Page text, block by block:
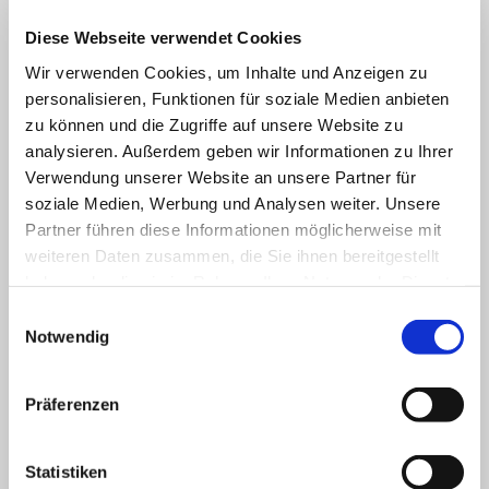
Diese Webseite verwendet Cookies
Wir verwenden Cookies, um Inhalte und Anzeigen zu
personalisieren, Funktionen für soziale Medien anbieten
zu können und die Zugriffe auf unsere Website zu
analysieren. Außerdem geben wir Informationen zu Ihrer
Verwendung unserer Website an unsere Partner für
soziale Medien, Werbung und Analysen weiter. Unsere
Partner führen diese Informationen möglicherweise mit
weiteren Daten zusammen, die Sie ihnen bereitgestellt
Notwendig
Präferenzen
Statistiken
Energiekosten.
Mehr erfahren
Verbrauchsmessung